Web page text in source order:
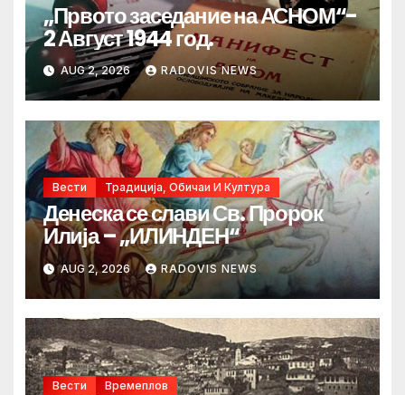
„Првото заседание на АСНОМ“-
2 Август 1944 год.
AUG 2, 2026 RADOVIS NEWS
Вести Традиција, Обичаи И Култура
Денеска се слави Св. Пророк
Илија – „ИЛИНДЕН“
AUG 2, 2026 RADOVIS NEWS
Вести Времеплов